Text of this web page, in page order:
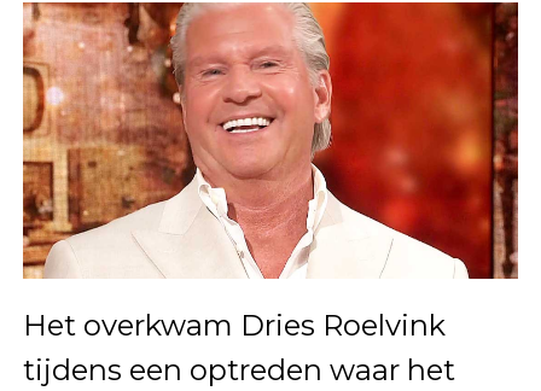
Het overkwam Dries Roelvink
tijdens een optreden waar het